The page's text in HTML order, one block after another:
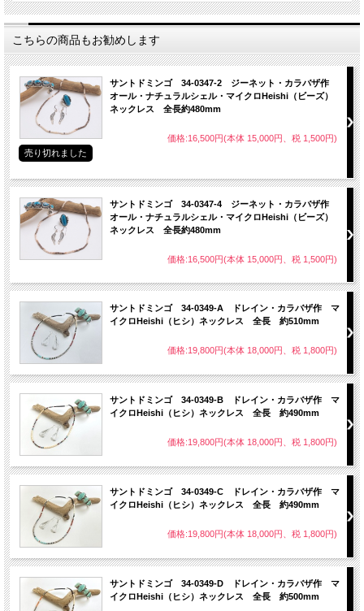
こちらの商品もお勧めします
サントドミンゴ 34-0347-2 ジーネット・カラバザ作
オール・ナチュラルシェル・マイクロHeishi（ビーズ）
ネックレス 全長約480mm
価格:16,500円(本体 15,000円、税 1,500円)
売り切れました
サントドミンゴ 34-0347-4 ジーネット・カラバザ作
オール・ナチュラルシェル・マイクロHeishi（ビーズ）
ネックレス 全長約480mm
価格:16,500円(本体 15,000円、税 1,500円)
サントドミンゴ 34-0349-A ドレイン・カラバザ作 マ
イクロHeishi（ヒシ）ネックレス 全長 約510mm
価格:19,800円(本体 18,000円、税 1,800円)
サントドミンゴ 34-0349-B ドレイン・カラバザ作 マ
イクロHeishi（ヒシ）ネックレス 全長 約490mm
価格:19,800円(本体 18,000円、税 1,800円)
サントドミンゴ 34-0349-C ドレイン・カラバザ作 マ
イクロHeishi（ヒシ）ネックレス 全長 約490mm
価格:19,800円(本体 18,000円、税 1,800円)
サントドミンゴ 34-0349-D ドレイン・カラバザ作 マ
イクロHeishi（ヒシ）ネックレス 全長 約500mm